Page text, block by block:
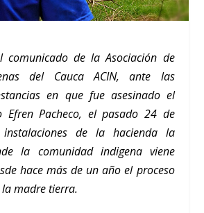
comunicado de la Asociación de
del Cauca ACIN, ante las
en que fue asesinado el
Efren Pacheco, el pasado 24 de
de la hacienda la
la comunidad indigena viene
hace más de un año el proceso
madre tierra.